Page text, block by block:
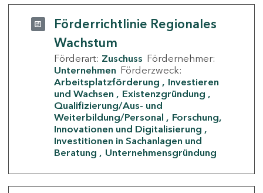
Förderrichtlinie Regionales
Wachstum
Förderart: Zuschuss Fördernehmer:
Unternehmen Förderzweck:
Arbeitsplatzförderung
Investieren
und Wachsen
Existenzgründung
Qualifizierung/Aus- und
Weiterbildung/Personal
Forschung,
Innovationen und Digitalisierung
Investitionen in Sachanlagen und
Beratung
Unternehmensgründung